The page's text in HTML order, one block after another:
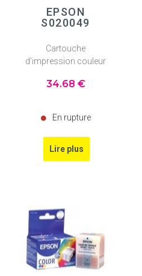
EPSON
S020049
Cartouche
d'impression couleur
34.68 €
En rupture